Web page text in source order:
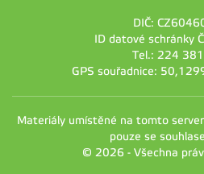
DIČ:
ID datové schránky
Tel.: 224
GPS souřadnice:
Materiály umístěné na tomto
pouze se
© 2026 - Všechna